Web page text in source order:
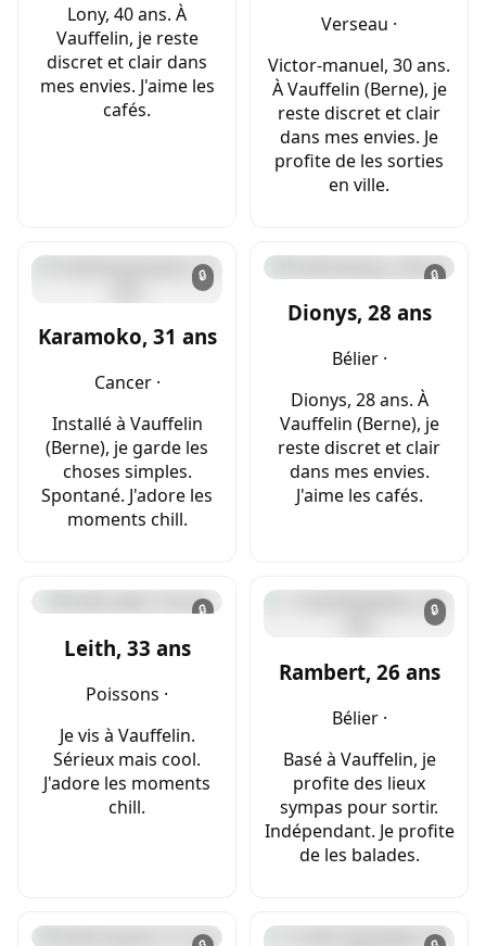
Lony, 40 ans. À
Vauffelin, je reste
discret et clair dans
mes envies. J'aime les
cafés.
Verseau ·
Victor-manuel, 30 ans.
À Vauffelin (Berne), je
reste discret et clair
dans mes envies. Je
profite de les sorties
en ville.
🔒
Karamoko, 31 ans
Cancer ·
Installé à Vauffelin
(Berne), je garde les
choses simples.
Spontané. J'adore les
moments chill.
🔒
Dionys, 28 ans
Bélier ·
Dionys, 28 ans. À
Vauffelin (Berne), je
reste discret et clair
dans mes envies.
J'aime les cafés.
🔒
Leith, 33 ans
Poissons ·
Je vis à Vauffelin.
Sérieux mais cool.
J'adore les moments
chill.
🔒
Rambert, 26 ans
Bélier ·
Basé à Vauffelin, je
profite des lieux
sympas pour sortir.
Indépendant. Je profite
de les balades.